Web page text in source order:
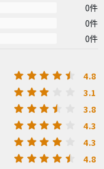
0件
0件
0件
4.8
3.1
3.8
4.3
4.3
4.8